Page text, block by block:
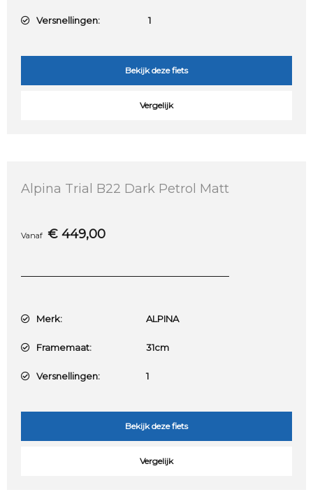
Versnellingen: 1
Bekijk deze fiets
Vergelijk
Alpina Trial B22 Dark Petrol Matt
Vanaf € 449,00
Merk: ALPINA
Framemaat: 31cm
Versnellingen: 1
Bekijk deze fiets
Vergelijk